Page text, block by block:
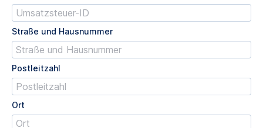
Straße und Hausnummer
Postleitzahl
Ort